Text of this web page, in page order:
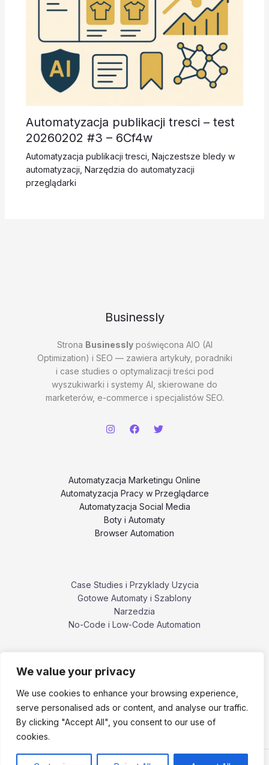
We value your privacy
We use cookies to enhance your browsing experience,
serve personalised ads or content, and analyse our traffic.
By clicking "Accept All", you consent to our use of
cookies.
Automatyzacja publikacji tresci – test
20260202 #3 – 6Cf4w
Automatyzacja publikacji tresci Najczestsze bledy w
automatyzacji Narzędzia do automatyzacji
przeglądarki
Businessly
Strona Businesslypoświęcona AIO (AI
Optimization) i SEO — zawiera artykuły, poradniki
i case studies o optymalizacji treści pod
wyszukiwarki i systemy AI, skierowane do
marketerów, e-commerce i specjalistów SEO.
Automatyzacja Marketingu Online
Automatyzacja Pracy w Przeglądarce
Automatyzacja Social Media
Boty i Automaty
Browser Automation
Case Studies i Przyklady Uzycia
Gotowe Automaty i Szablony
Narzedzia
No-Code i Low-Code Automation
Poradniki i Tutoriale
Porownania i Alternatywy Narzedzi
Problemy, Bledy i Ograniczenia
ZennoPoster i ekosystem ZennoLab